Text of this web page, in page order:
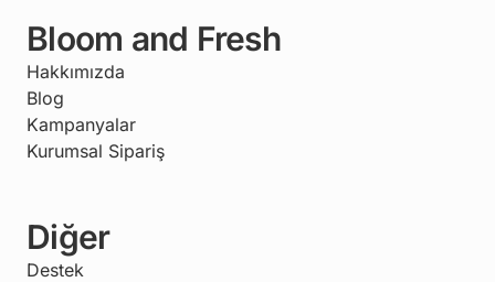
Bloom and Fresh
Hakkımızda
Blog
Kampanyalar
Kurumsal Sipariş
Diğer
Destek